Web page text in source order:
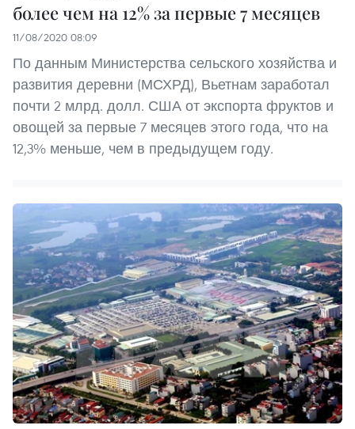
более чем на 12% за первые 7 месяцев
11/08/2020 08:09
По данным Министерства сельского хозяйства и
развития деревни (МСХРД), Вьетнам заработал
почти 2 млрд. долл. США от экспорта фруктов и
овощей за первые 7 месяцев этого года, что на
12,3% меньше, чем в предыдущем году.